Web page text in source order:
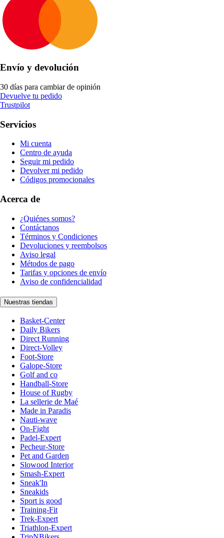
Envío y devolución
30 días para cambiar de opinión
Devuelve tu pedido
Trustpilot
Servicios
Mi cuenta
Centro de ayuda
Seguir mi pedido
Devolver mi pedido
Códigos promocionales
Acerca de
¿Quiénes somos?
Contáctanos
Términos y Condiciones
Devoluciones y reembolsos
Aviso legal
Métodos de pago
Tarifas y opciones de envío
Aviso de confidencialidad
Nuestras tiendas
Basket-Center
Daily Bikers
Direct Running
Direct-Volley
Foot-Store
Galope-Store
Golf and co
Handball-Store
House of Rugby
La sellerie de Maé
Made in Paradis
Nauti-wave
On-Fight
Padel-Expert
Pecheur-Store
Pet and Garden
Slowood Interior
Smash-Expert
Sneak'In
Sneakids
Sport is good
Training-Fit
Trek-Expert
Triathlon-Expert